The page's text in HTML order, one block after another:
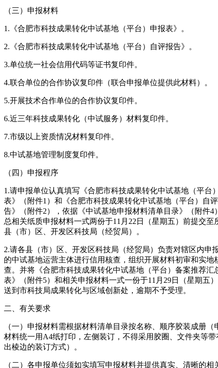
（三）申报材料
1.《合肥市科技成果转化中试基地（平台）申报表》。
2.《合肥市科技成果转化中试基地（平台）自评报告》。
3.单位统一社会信用代码等证书复印件。
4.联合单位的合作协议复印件（联合申报单位提供此材料）。
5.开展技术合作单位的合作协议复印件。
6.近三年科技成果转化（中试服务）材料复印件。
7.市级以上资质情况材料复印件。
8.中试基地管理制度复印件。
（四）申报程序
1.请申报单位认真填写《合肥市科技成果转化中试基地（平台
表》（附件1）和《合肥市科技成果转化中试基地（平台）自
告》（附件2），依据《中试基地申报材料清单目录》（附件4
总相关纸质申报材料一式两份于11月22日（星期五）前提交至
县（市）区、开发区科技局（经贸局）。
2.请各县（市）区、开发区科技局（经贸局）负责对辖区内申
的中试基地运营主体进行信用核查，组织开展材料初审和实地
查。并将《合肥市科技成果转化中试基地（平台）备案推荐汇
表》（附件5）和相关申报材料一式一份于11月29日（星期五
送到市科技局成果转化与区域创新处，逾期不予受理。
二、有关要求
（一）申报材料需根据材料清单目录按名称、顺序胶装成册（
材料统一用A4纸打印，左侧装订，不得采用胶圈、文件夹等带
出棱边的装订方式）。
（二）各申报单位须如实填写申报材料并提供真实、清晰的相